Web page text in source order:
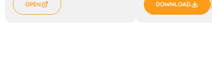
OPEN DOWNLOAD